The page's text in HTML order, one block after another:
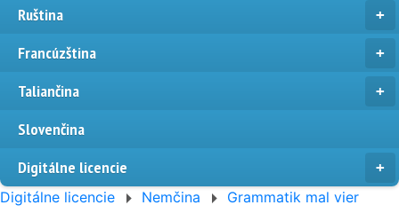
Ruština
Francúzština
Taliančina
Slovenčina
Digitálne licencie
Digitálne licencie Nemčina Grammatik mal vier